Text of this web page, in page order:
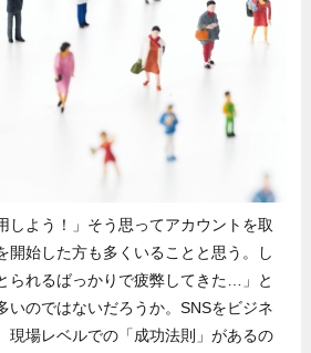
しよう！」そう思ってアカウントを取
開始した方も多くいることと思う。し
られるばっかりで疲弊してきた…」と
いのではないだろうか。SNSをビジネ
現場レベルでの「成功法則」があるの